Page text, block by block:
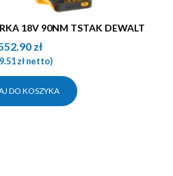
18V 90NM TSTAK DEWALT
zł
złnetto)
DO KOSZYKA